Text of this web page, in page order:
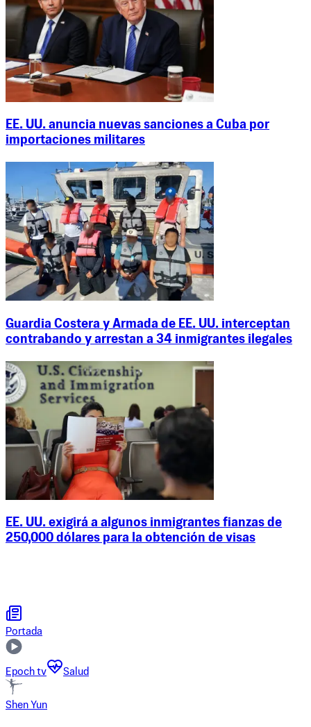
EE. UU. anuncia nuevas sanciones a Cuba por
importaciones militares
Guardia Costera y Armada de EE. UU. interceptan
contrabando y arrestan a 34 inmigrantes ilegales
EE. UU. exigirá a algunos inmigrantes fianzas de
250,000 dólares para la obtención de visas
Portada
Epoch tv Salud
Shen Yun